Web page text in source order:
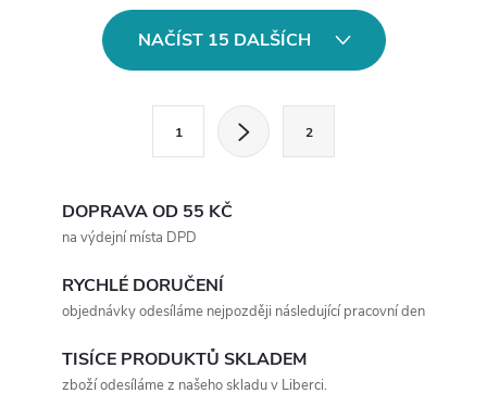
před škodlivým UV zářením, ale
správném místě! Naše
sluneční...
NAČÍST 15 DALŠÍCH
1 2
DOPRAVA OD 55 KČ
na výdejní místa DPD
RYCHLÉ DORUČENÍ
objednávky odesíláme nejpozději následující pracovní den
TISÍCE PRODUKTŮ SKLADEM
zboží odesíláme z našeho skladu v Liberci.